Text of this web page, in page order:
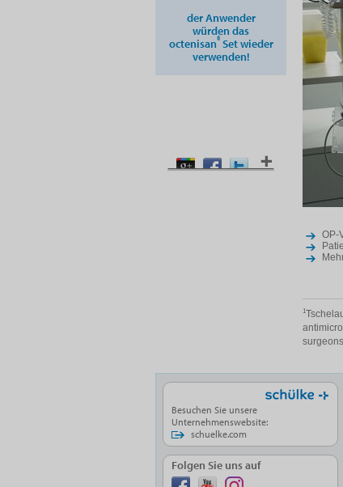
der Anwender
würden das
octenisan®Set wieder
verwenden!
OP-
1
surgeons.
Besuchen Sie unsere
Unternehmenswebsite:
schuelke.com
Folgen Sie uns auf